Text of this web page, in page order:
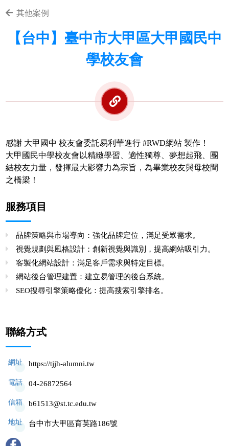
其他案例
【台中】臺中市大甲區大甲國民中
學校友會
感謝 大甲國中 校友會委託易利華進行 #RWD網站 製作！
大甲國民中學校友會以精緻學習、適性獨尊、夢想起飛、團
結校友力量，發揮最大影響力為宗旨，為畢業校友與母校間
之橋梁！
服務項目
品牌策略與市場導向：強化品牌定位，滿足受眾需求。
視覺規劃與風格設計：創新視覺與識別，提高網站吸引力。
客製化網站設計：滿足客戶需求與特定目標。
網站後台管理建置：建立易管理的後台系統。
SEO搜尋引擎策略優化：提高搜索引擎排名。
聯絡方式
網址 https://tjjh-alumni.tw
電話 04-26872564
信箱 b61513@st.tc.edu.tw
地址 台中市大甲區育英路186號